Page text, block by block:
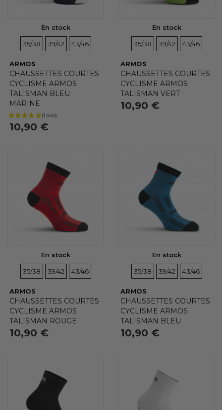
(3 avis)
En stock
TAILLES
35/38
TAILLES
39/42
TAILLES
43/46
ARMOS
CHAUSSETTES COURTES
CYCLISME ARMOS
TALISMAN BLEU
MARINE
10,90 €
En stock
TAILLES
35/38
TAILLES
39/42
TAILLES
43/46
ARMOS
CHAUSSETTES COURTES
CYCLISME ARMOS
TALISMAN VERT
10,90 €
En stock
TAILLES
35/38
TAILLES
39/42
TAILLES
43/46
ARMOS
CHAUSSETTES COURTES
CYCLISME ARMOS
TALISMAN ROUGE
10,90 €
En stock
TAILLES
35/38
TAILLES
39/42
TAILLES
43/46
ARMOS
CHAUSSETTES COURTES
CYCLISME ARMOS
TALISMAN BLEU
10,90 €